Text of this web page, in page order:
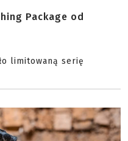
Package od
limitowaną serię